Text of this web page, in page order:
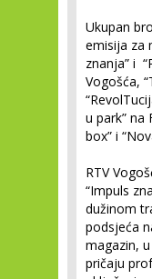
Ukupan
emisija za
znanja” i
Vogošća,
u park” na
box” i
RTV
“Impuls
dužinom
podsjeća
magazin,
pričaju